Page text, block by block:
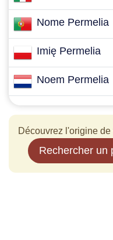
Nome Permelia
Imię Permelia
Noem Permelia
Découvrez l'origine
Rechercher un